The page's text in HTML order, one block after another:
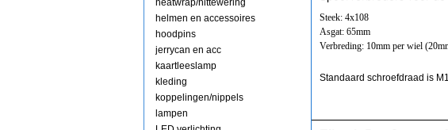
heatwrap/hittewering
helmen en accessoires
hoodpins
jerrycan en acc
kaartleeslamp
kleding
koppelingen/nippels
lampen
Steek: 4x108
Asgat: 65mm
Verbreding: 10mm per wiel
Standaard schroefdraad is